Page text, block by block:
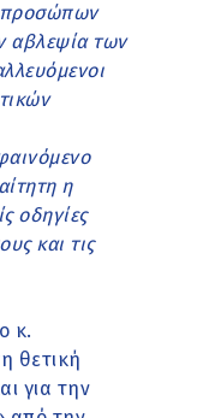
αβλεψία των
η
οδηγίες
και τις
κ.
θετική
για την